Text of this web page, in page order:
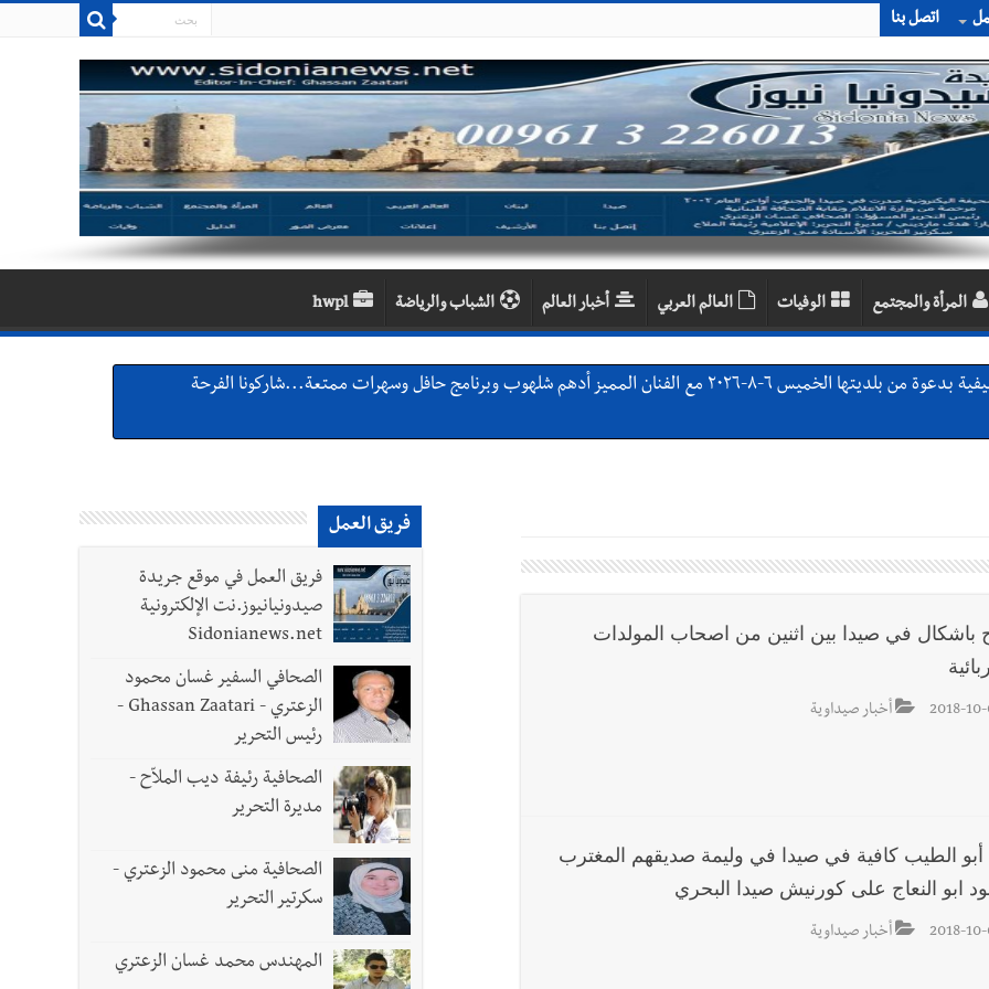
اتصل بنا
المرأة والمجتمع الوفيات العالم العربي أخبار العالم الشباب والرياضة hwpl
أدهم شلهوب وبرنامج حافل وسهرات ممتعة...شاركونا الفرحة
قانون كان قدمه بعنوان قيم العدالة في تجريم العنصرية الصهيونية : لبنان يحتاج الى مسارات وطنية مستقلة عن المحاور
بتخرّج أطفال الروضة الثالثة
طيران غير منفجرة من مخلفات العدوان الإسرائيلي
جبلا وداخلا
وضبط كميات من المخدّرات
باشكال في صيدا بين اثنين من اصحاب المولدات
2018- أخبار صيداوية
أبو الطيب كافية في صيدا في وليمة صديقهم المغترب
ابو النعاج على كورنيش صيدا البحري
2018- أخبار صيداوية
فريق العمل
فريق العمل في موقع جريدة
صيدونيانيوز.نت الإلكترونية
Sidonianews.net
الصحافي السفير غسان محمود
الزعتري - Ghassan Zaatari -
رئيس التحرير
الصحافية رئيفة ديب الملاّح -
مديرة التحرير
الصحافية منى محمود الزعتري -
سكرتير التحرير
المهندس محمد غسان الزعتري